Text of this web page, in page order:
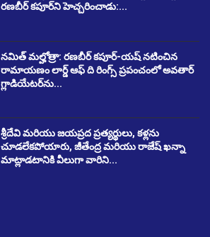
రణబీర్ కపూర్‌ని హెచ్చరించాడు:...
నమిత్ మల్హోత్రా: రణబీర్ కపూర్-యష్ నటించిన
రామాయణం లార్డ్ ఆఫ్ ది రింగ్స్ ప్రపంచంలో అవతార్
గ్లాడియేటర్‌ను...
శ్రీదేవి మరియు జయప్రద ప్రత్యర్థులు, కళ్లను
చూడలేకపోయారు, జీతేంద్ర మరియు రాజేష్ ఖన్నా
మాట్లాడటానికి వీలుగా వారిని...